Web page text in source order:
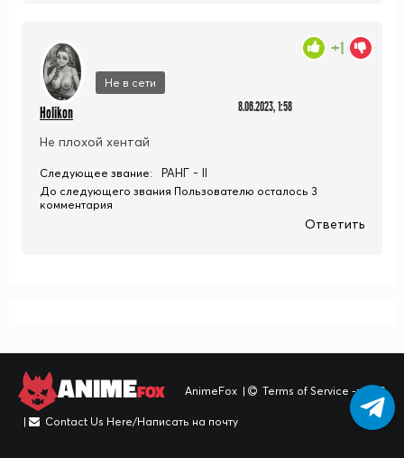
Не в сети
Holikon 8.06.2023, 1:58
Не плохой хентай
+1
Следующее звание: РАНГ - II
До следующего звания Пользователю осталось 3
комментария
Ответить
ANIMEFOX AnimeFox | Terms of Service -> TOS
| Contact Us Here/Написать на почту